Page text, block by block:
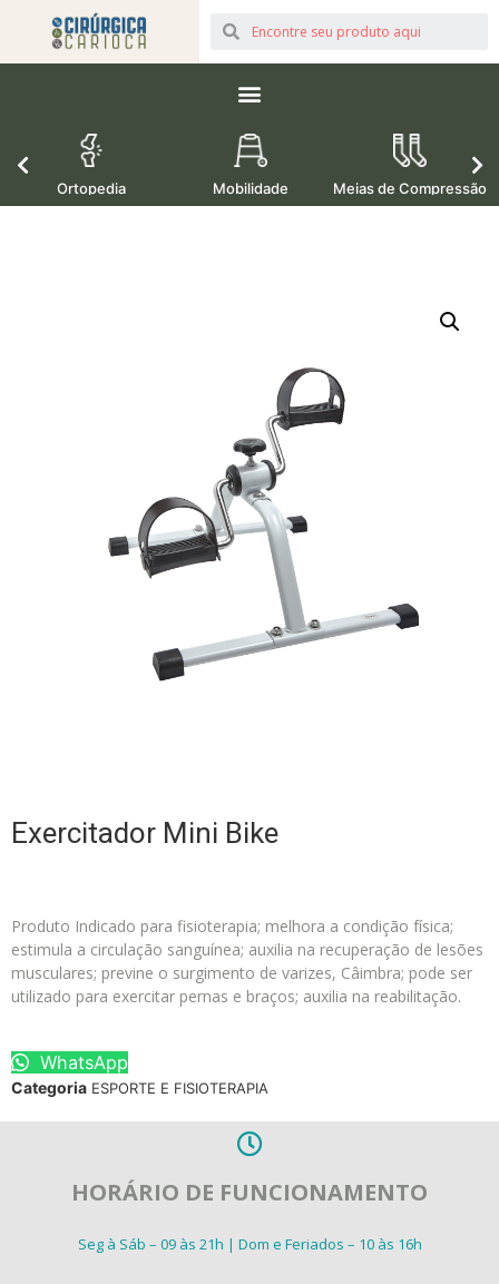
Ortopedia Mobilidade Meias de Compressão
Exercitador Mini Bike
Produto Indicado para fisioterapia; melhora a condição física;
estimula a circulação sanguínea; auxilia na recuperação de lesões
musculares; previne o surgimento de varizes, Câimbra; pode ser
utilizado para exercitar pernas e braços; auxilia na reabilitação.
WhatsApp
Categoria ESPORTE E FISIOTERAPIA
HORÁRIO DE FUNCIONAMENTO
Seg à Sáb – 09 às 21h | Dom e Feriados – 10 às 16h